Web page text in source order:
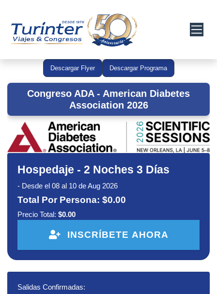
Descargar Flyer Descargar Programa
Congreso ADA - American Diabetes
Association 2026
Hospedaje - 2 Noches 3 Días
- Desde el 08 al 10 de Aug 2026
Total Por Persona: $0.00
Precio Total: $0.00
INSCRÍBETE AHORA
Salidas Confirmadas: